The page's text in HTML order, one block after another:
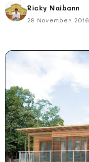
Ricky Naibann
29 November 2016